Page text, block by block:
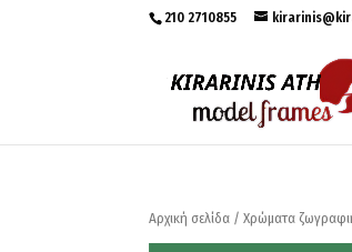
210 2710855
Αρχική σελίδα /Χρώματα